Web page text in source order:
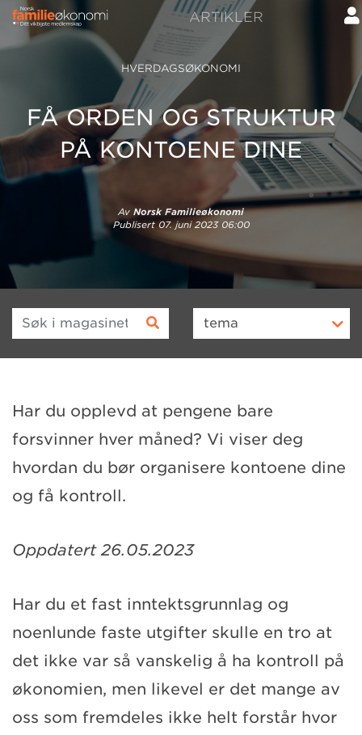
ARTIKLER
HVERDAGSØKONOMI
FÅ ORDEN OG STRUKTUR
PÅ KONTOENE DINE
Av Norsk Familieøkonomi
Publisert07. juni 2023 06:00
Søk i magasinet tema
Har du opplevd at pengene bare
forsvinner hver måned? Vi viser deg
hvordan du bør organisere kontoene dine
og få kontroll.
Oppdatert 26.05.2023
Har du et fast inntektsgrunnlag og
noenlunde faste utgifter skulle en tro at
det ikke var så vanskelig å ha kontroll på
økonomien, men likevel er det mange av
oss som fremdeles ikke helt forstår hvor